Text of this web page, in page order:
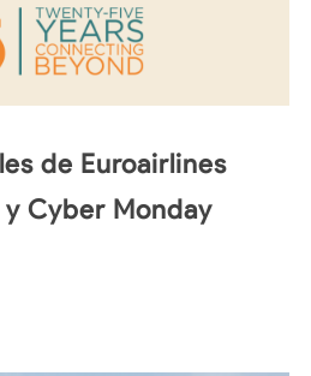
de Euroairlines
Cyber Monday